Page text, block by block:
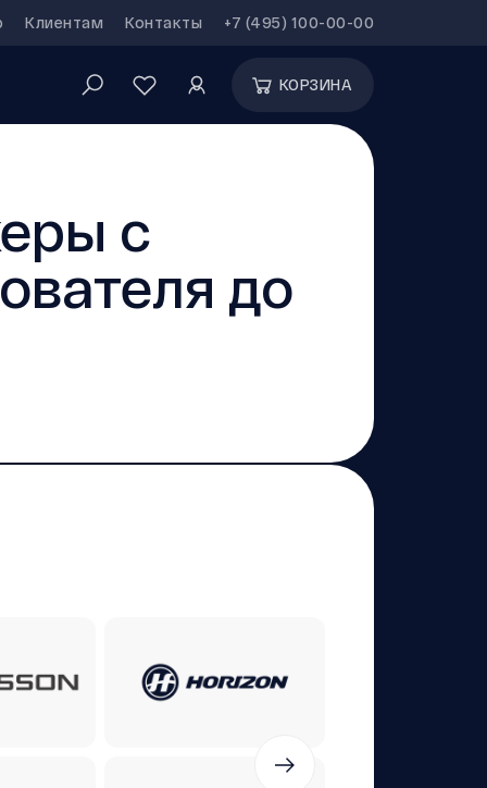
Клиентам Контакты +7 (495) 100-00-00
КОРЗИНА
с
до